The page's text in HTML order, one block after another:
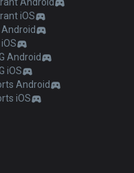
iOS
Android
Android
iOS
Android
iOS